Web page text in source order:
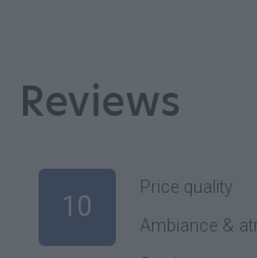
Reviews
10
Price quality
Ambiance &